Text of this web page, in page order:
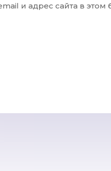
и адрес сайта в